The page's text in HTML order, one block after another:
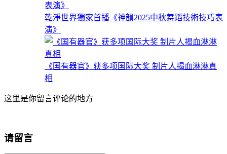
乾淨世界獨家首播《神韻2025中秋舞蹈技術技巧表
演》
《国有器官》获多项国际大奖 制片人揭血淋淋真
相
这里是你留言评论的地方
请留言